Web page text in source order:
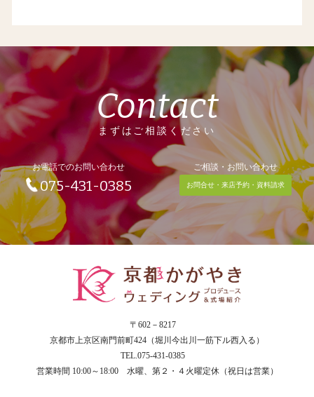
Contact
まずはご相談ください
お電話でのお問い合わせ
075-431-0385
ご相談・お問い合わせ
お問合せ・来店予約・資料請求
〒602－8217
京都市上京区南門前町424（堀川今出川一筋下ル西入る）
TEL.075-431-0385
営業時間 10:00～18:00 水曜、第２・４火曜定休（祝日は営業）